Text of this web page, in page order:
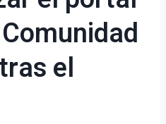
el